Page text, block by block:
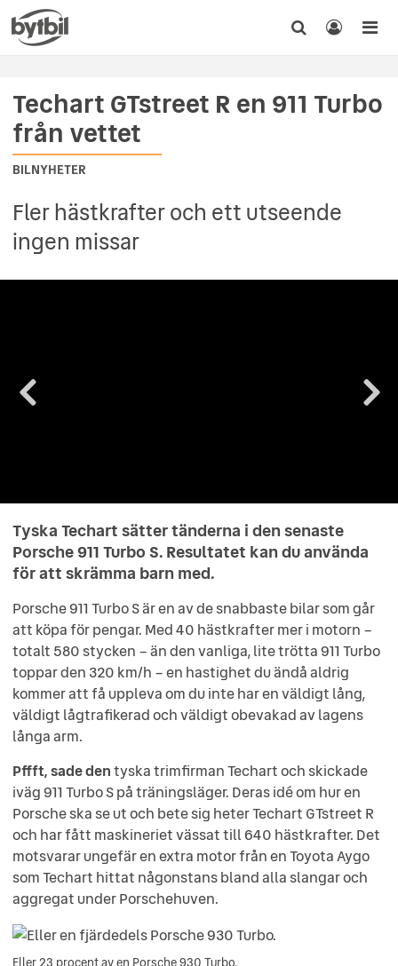
Techart GTstreet R en 911 Turbo
från vettet
BILNYHETER
Fler hästkrafter och ett utseende
ingen missar
Tyska Techart sätter tänderna i den senaste
Porsche 911 Turbo S. Resultatet kan du använda
för att skrämma barn med.
Porsche 911 Turbo S är en av de snabbaste bilar som går
att köpa för pengar. Med 40 hästkrafter mer i motorn –
totalt 580 stycken – än den vanliga, lite trötta 911 Turbo
toppar den 320 km/h – en hastighet du ändå aldrig
kommer att få uppleva om du inte har en väldigt lång,
väldigt lågtrafikerad och väldigt obevakad av lagens
långa arm.
Pffft, sade dentyska trimfirman Techart och skickade
iväg 911 Turbo S på träningsläger. Deras idé om hur en
Porsche ska se ut och bete sig heter Techart GTstreet R
och har fått maskineriet vässat till 640 hästkrafter. Det
motsvarar ungefär en extra motor från en Toyota Aygo
som Techart hittat någonstans bland alla slangar och
aggregat under Porschehuven.
Eller 23 procent av en Porsche 930 Turbo.